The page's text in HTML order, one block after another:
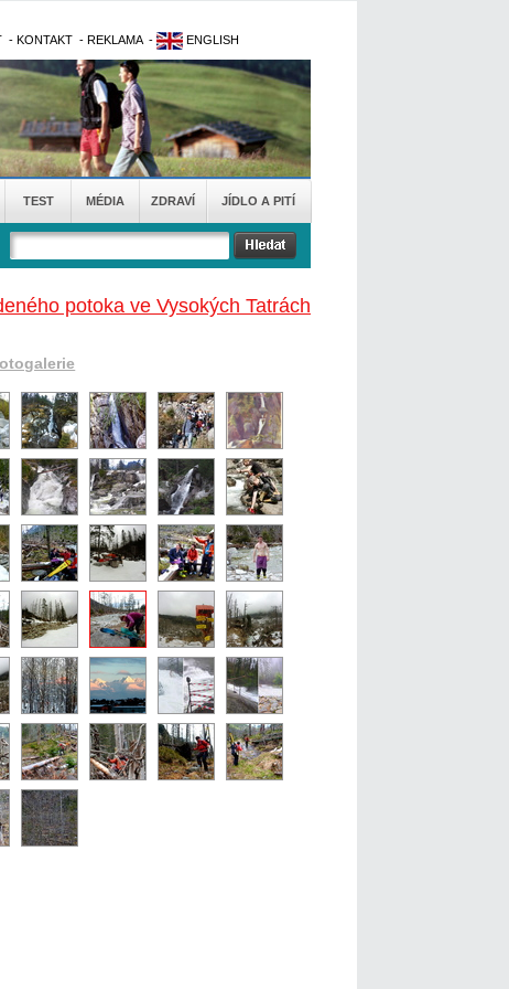
- KONTAKT - REKLAMA - ENGLISH
TEST MÉDIA ZDRAVÍ JÍDLO A PITÍ
potoka ve Vysokých Tatrách